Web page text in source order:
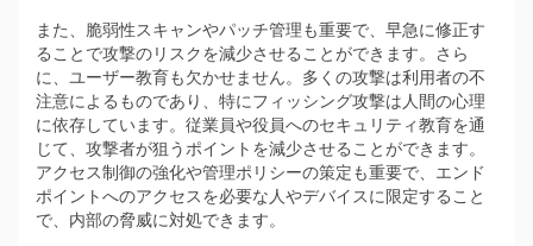
また、脆弱性スキャンやパッチ管理も重要で、早急に修正す
ることで攻撃のリスクを減少させることができます。さら
に、ユーザー教育も欠かせません。多くの攻撃は利用者の不
注意によるものであり、特にフィッシング攻撃は人間の心理
に依存しています。従業員や役員へのセキュリティ教育を通
じて、攻撃者が狙うポイントを減少させることができます。
アクセス制御の強化や管理ポリシーの策定も重要で、エンド
ポイントへのアクセスを必要な人やデバイスに限定すること
で、内部の脅威に対処できます。